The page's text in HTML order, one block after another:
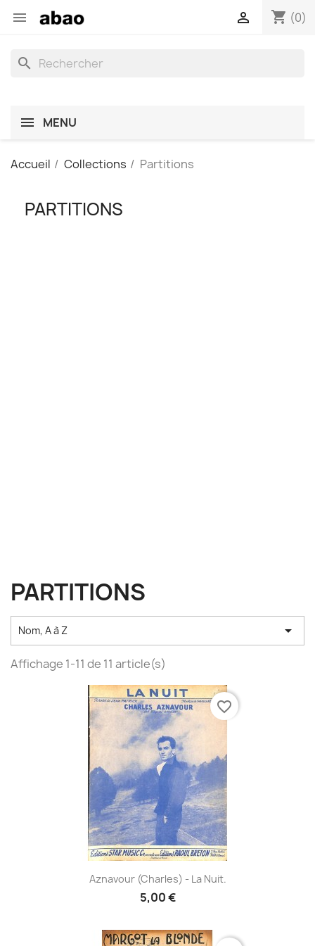
 shopping_cart (0)

search
MENU
Accueil Collections Partitions
PARTITIONS
PARTITIONS
Nom, A à Z 
Affichage 1-11 de 11 article(s)
Aznavour (Charles) - La Nuit.
5,00 €
favorite_border